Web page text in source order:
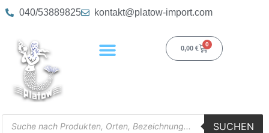
040/53889825 kontakt@platow-import.com
0,00 €
0
SUCHEN